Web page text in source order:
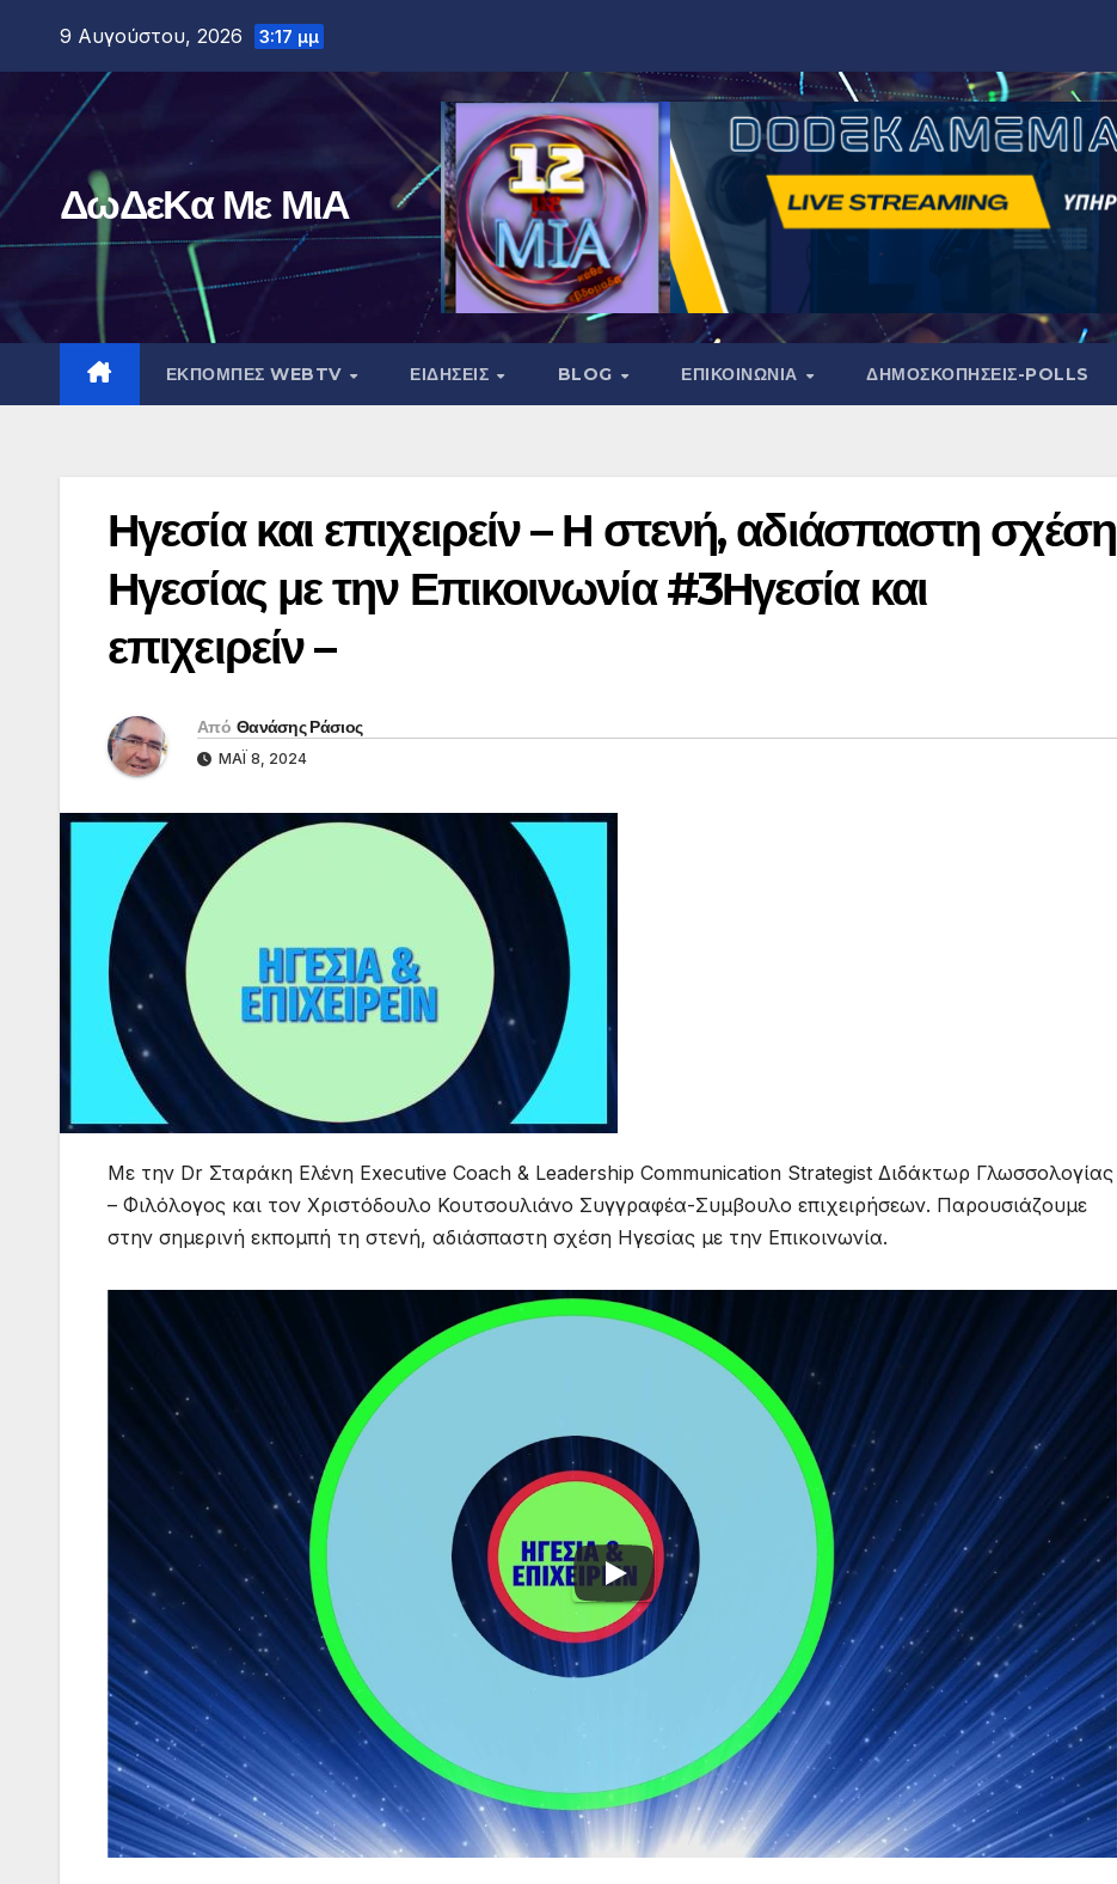
περιεχόμενο
9 Αυγούστου, 2026 3:17 μμ
ΔωΔεΚα Με ΜιΑ
ΕΚΠΟΜΠΕΣ WEBTV ΕΙΔΗΣΕΙΣ BLOG ΕΠΙΚΟΙΝΩΝΙΑ ΔΗΜΟΣΚΟΠΉΣΕΙΣ-POLLS
Ηγεσία και επιχειρείν – Η στενή, αδιάσπαστη σχέση
Ηγεσίας με την Επικοινωνία #3Ηγεσία και
επιχειρείν –
Από Θανάσης Ράσιος
ΜΆΙ 8, 2024
Με την Dr Σταράκη Ελένη Executive Coach & Leadership Communication Strategist Διδάκτωρ Γλωσσολογίας
– Φιλόλογος και τον Χριστόδουλο Κουτσουλιάνο Συγγραφέα-Συμβουλο επιχειρήσεων. Παρουσιάζουμε
στην σημερινή εκπομπή τη στενή, αδιάσπαστη σχέση Ηγεσίας με την Επικοινωνία.